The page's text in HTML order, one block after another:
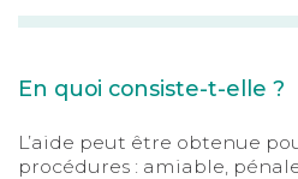
En quoi consiste-t-elle ?
L’aide peut être obtenue
procédures : amiable,